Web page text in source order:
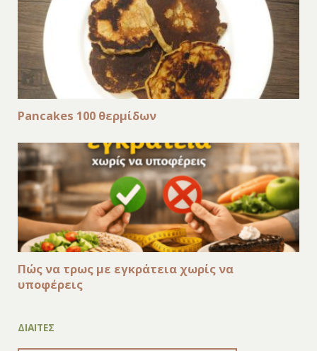
Pancakes 100 θερμίδων
Πώς να τρως με εγκράτεια χωρίς να
υποφέρεις
ΔΙΑΙΤΕΣ